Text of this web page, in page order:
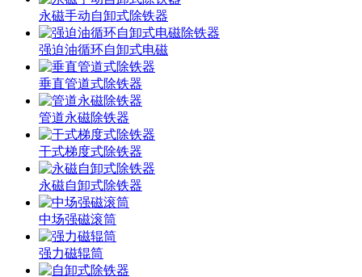
永磁手动自卸式除铁器
强迫油循环自卸式电磁
垂直管道式除铁器
管道永磁除铁器
干式梯度式除铁器
永磁自卸式除铁器
中场强磁滚筒
强力磁辊筒